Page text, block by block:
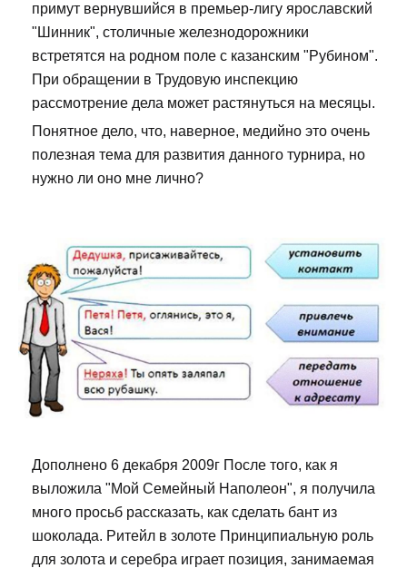
примут вернувшийся в премьер-лигу ярославский
"Шинник", столичные железнодорожники
встретятся на родном поле с казанским "Рубином".
При обращении в Трудовую инспекцию
рассмотрение дела может растянуться на месяцы.
Понятное дело, что, наверное, медийно это очень
полезная тема для развития данного турнира, но
нужно ли оно мне лично?
Дополнено 6 декабря 2009г После того, как я
выложила "Мой Семейный Наполеон", я получила
много просьб рассказать, как сделать бант из
шоколада. Ритейл в золоте Принципиальную роль
для золота и серебра играет позиция, занимаемая